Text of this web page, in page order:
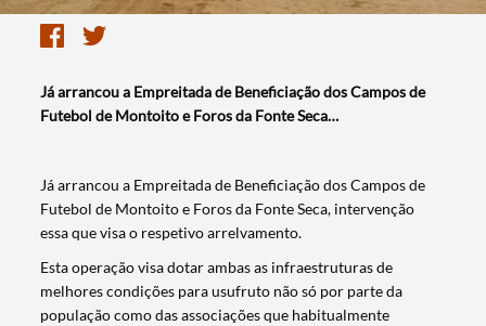
Já arrancou a Empreitada de Beneficiação dos Campos de
Futebol de Montoito e Foros da Fonte Seca…
Já arrancou a Empreitada de Beneficiação dos Campos de
Futebol de Montoito e Foros da Fonte Seca, intervenção
essa que visa o respetivo arrelvamento.
Esta operação visa dotar ambas as infraestruturas de
melhores condições para usufruto não só por parte da
população como das associações que habitualmente